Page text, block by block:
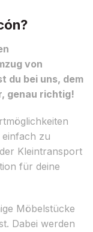
von
du bei uns, dem
genau richtig!
zu
Kleintransport
für deine
Möbelstücke
Dabei werden